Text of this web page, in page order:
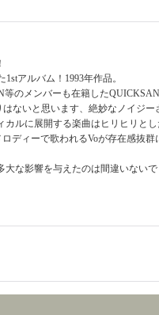
アルバム！1993年作品。
等のメンバーも在籍したQUICKSAN
ないと思います、絶妙なノイジー
カルに展開する楽曲はヒリヒリとし
ディーで歌われるVoが存在感抜群
大な影響を与えたのは間違いないで